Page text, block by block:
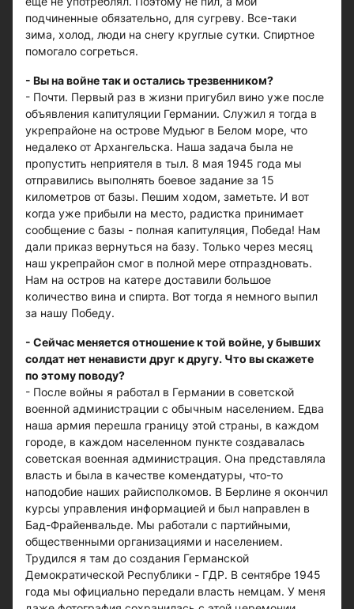
подчиненные обязательно, для сугреву. Все-таки
зима, холод, люди на снегу круглые сутки. Спиртное
помогало согреться.
- Вы на войне так и остались трезвенником?
- Почти. Первый раз в жизни пригубил вино уже после
объявления капитуляции Германии. Служил я тогда в
укрепрайоне на острове Мудьюг в Белом море, что
недалеко от Архангельска. Наша задача была не
пропустить неприятеля в тыл. 8 мая 1945 года мы
отправились выполнять боевое задание за 15
километров от базы. Пешим ходом, заметьте. И вот
когда уже прибыли на место, радистка принимает
сообщение с базы - полная капитуляция, Победа! Нам
дали приказ вернуться на базу. Только через месяц
наш укрепрайон смог в полной мере отпраздновать.
Нам на остров на катере доставили большое
количество вина и спирта. Вот тогда я немного выпил
за нашу Победу.
- Сейчас меняется отношение к той войне, у бывших
солдат нет ненависти друг к другу. Что вы скажете
по этому поводу?
- После войны я работал в Германии в советской
военной администрации с обычным населением. Едва
наша армия перешла границу этой страны, в каждом
городе, в каждом населенном пункте создавалась
советская военная администрация. Она представляла
власть и была в качестве комендатуры, что-то
наподобие наших райисполкомов. В Берлине я окончил
курсы управления информацией и был направлен в
Бад-Фрайенвальде. Мы работали с партийными,
общественными организациями и населением.
Трудился я там до создания Германской
Демократической Республики - ГДР. В сентябре 1945
года мы официально передали власть немцам. У меня